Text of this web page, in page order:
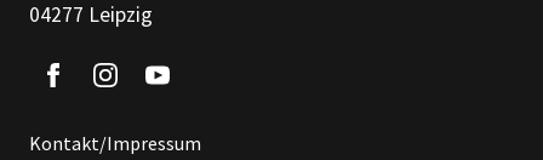
04277 Leipzig
Kontakt/Impressum